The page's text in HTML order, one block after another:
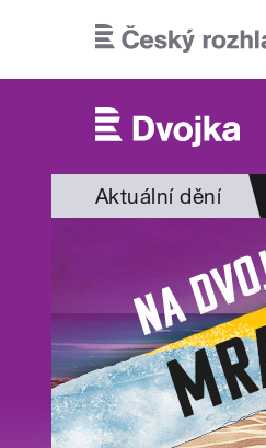
Aktuální dění